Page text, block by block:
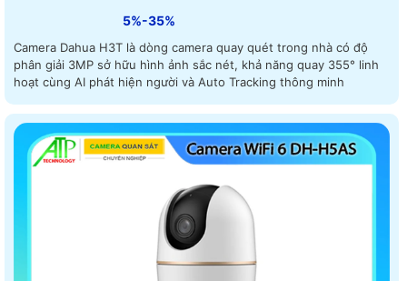
5%-35%
Camera Dahua H3T là dòng camera quay quét trong nhà có độ
phân giải 3MP sở hữu hình ảnh sắc nét, khả năng quay 355° linh
hoạt cùng AI phát hiện người và Auto Tracking thông minh